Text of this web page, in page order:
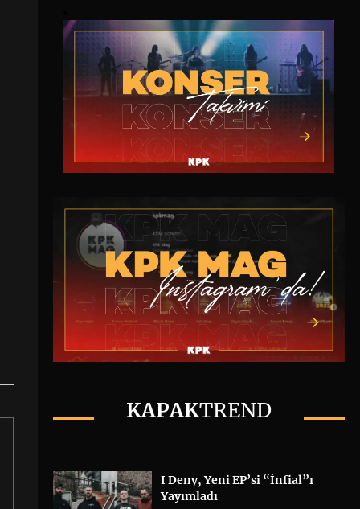
KAPAKTREND
I Deny, Yeni EP’si “İnfial”ı
Yayımladı